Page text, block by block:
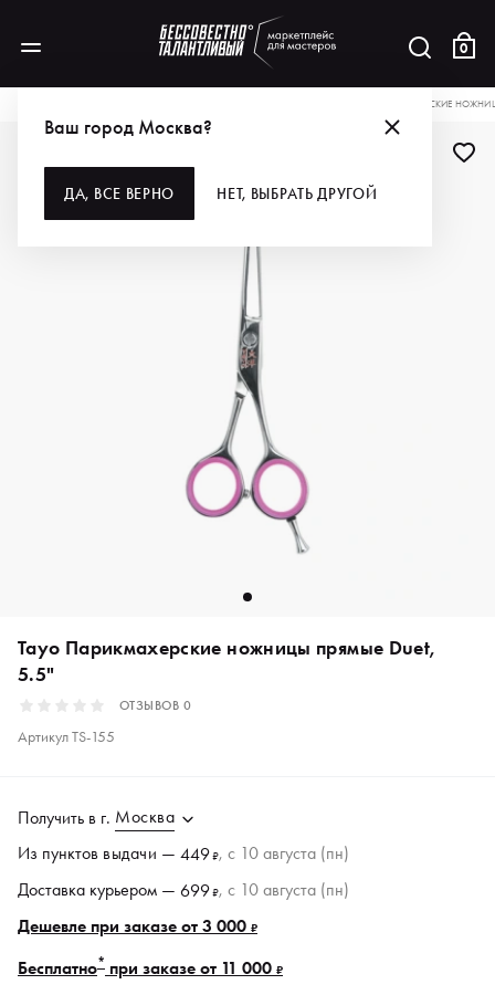
0
Ваш город Москва?
ДА, ВСЕ ВЕРНО НЕТ, ВЫБРАТЬ ДРУГОЙ
TAYO ПАРИКМАХЕРСКИЕ
Tayo Парикмахерские ножницы прямые Duet,
5.5"
ОТЗЫВОВ 0
АртикулTS-155
Получить в г. Москва
Из пунктов выдачи — 449₽, c 10 августа (пн)
Доставка курьером — 699₽, c 10 августа (пн)
Дешевле при заказе от 3 000 ₽
Бесплатно* при заказе от 11 000 ₽